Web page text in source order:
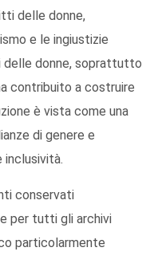
delle donne,
e le ingiustizie
delle donne, soprattutto
contribuito a costruire
è vista come una
di genere e
inclusività.
conservati
per tutti gli archivi
particolarmente